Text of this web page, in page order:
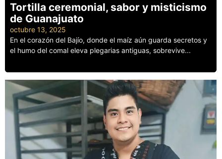
Tortilla ceremonial, sabor y misticismo
de Guanajuato
octubre 13, 2025
En el corazón del Bajío, donde el maíz aún guarda secretos y
el humo del comal eleva plegarias antiguas, sobrevive...